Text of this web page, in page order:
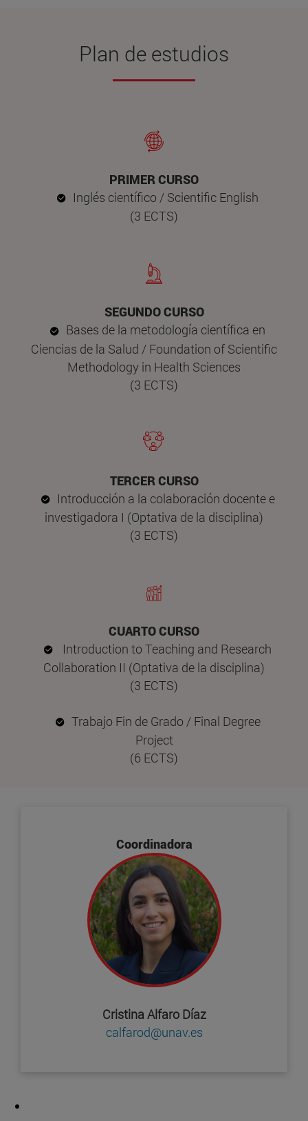
Plan de estudios
PRIMER CURSO
Inglés científico / Scientific English
(3 ECTS)
SEGUNDO CURSO
Bases de la metodología científica en
Ciencias de la Salud / Foundation of Scientific
Methodology in Health Sciences
(3 ECTS)
TERCER CURSO
Introducción a la colaboración docente e
investigadora I (Optativa de la disciplina)
(3 ECTS)
CUARTO CURSO
Introduction to Teaching and Research
Collaboration II (Optativa de la disciplina)
(3 ECTS)
Trabajo Fin de Grado / Final Degree
Project
(6 ECTS)
Coordinadora
Cristina Alfaro Díaz
calfarod@unav.es